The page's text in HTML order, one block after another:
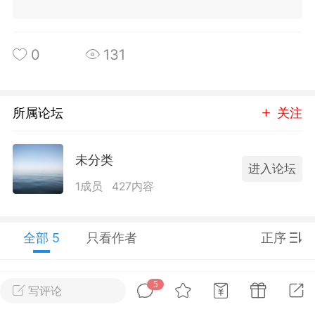
（附解析）
60篇外刊阅读搞定上海高
考必备核心词（附解析）
写评论
5
0 131
所属论坛 关注
未分类
1成员 427内容
进入论坛
全部 5 只看作者 正序
沈庆奉